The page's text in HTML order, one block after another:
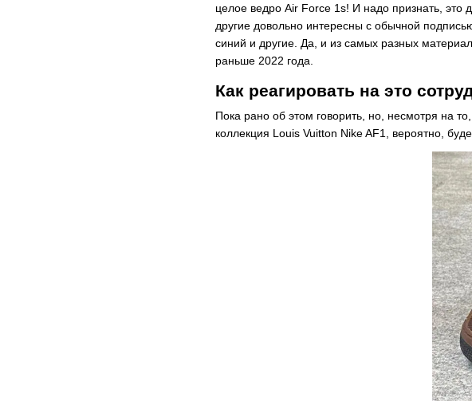
целое ведро Air Force 1s! И надо признать, это
другие довольно интересны с обычной
синий и другие. Да, и из самых разных
раньше 2022 года.
Как реагировать на это
Пока рано об этом говорить, но, несмотря на
коллекция Louis Vuitton Nike AF1, вероятно,